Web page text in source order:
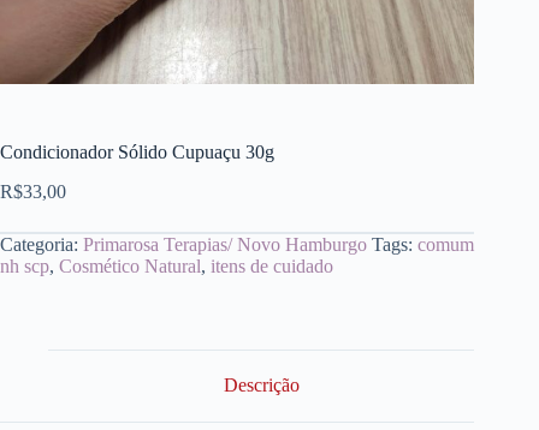
Condicionador Sólido Cupuaçu 30g
R$33,00
Categoria: Primarosa Terapias/ Novo Hamburgo Tags: comum
nh scp, Cosmético Natural, itens de cuidado
Descrição